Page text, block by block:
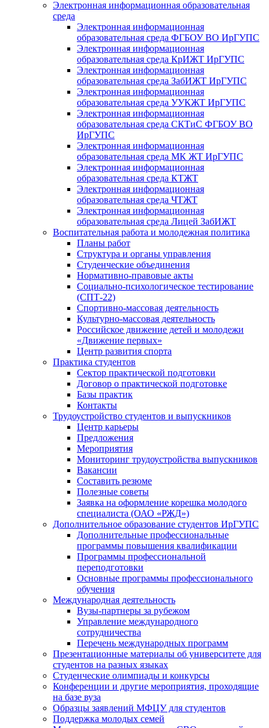
Электронная информационная образовательная
среда
Электронная информационная
образовательная среда ФГБОУ ВО ИрГУПС
Электронная информационная
образовательная среда КрИЖТ ИрГУПС
Электронная информационная
образовательная среда ЗабИЖТ ИрГУПС
Электронная информационная
образовательная среда УУКЖТ ИрГУПС
Электронная информационная
образовательная среда СКТиС ФГБОУ ВО
ИрГУПС
Электронная информационная
образовательная среда МК ЖТ ИрГУПС
Электронная информационная
образовательная среда КТЖТ
Электронная информационная
образовательная среда ЧТЖТ
Электронная информационная
образовательная среда Лицей ЗабИЖТ
Воспитательная работа и молодежная политика
Планы работ
Структура и органы управления
Студенческие объединения
Нормативно-правовые акты
Социально-психологическое тестирование
(СПТ-22)
Спортивно-массовая деятельность
Культурно-массовая деятельность
Российское движение детей и молодежи
«Движение первых»
Центр развития спорта
Практика студентов
Сектор практической подготовки
Договор о практической подготовке
Базы практик
Контакты
Трудоустройство студентов и выпускников
Центр карьеры
Предложения
Мероприятия
Мониторинг трудоустройства выпускников
Вакансии
Составить резюме
Полезные советы
Заявка на оформление корешка молодого
специалиста (ОАО «РЖД»)
Дополнительное образование студентов ИрГУПС
Дополнительные профессиональные
программы повышения квалификации
Программы профессиональной
переподготовки
Основные программы профессионального
обучения
Международная деятельность
Вузы-партнеры за рубежом
Управление международного
сотрудничества
Перечень международных программ
Презентационные материалы об университете для
студентов на разных языках
Студенческие олимпиады и конкурсы
Конференции и другие мероприятия, проходящие
на базе вуза
Образцы заявлений МФЦУ для студентов
Поддержка молодых семей